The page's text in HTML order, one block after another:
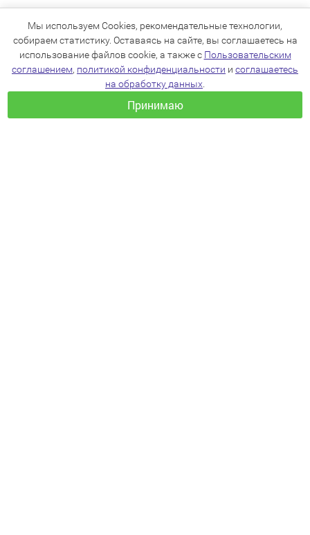
Мы используем Cookies, рекомендательные технологии,
собираем статистику. Оставаясь на сайте, вы соглашаетесь на
использование файлов cookie, а также с Пользовательским
соглашением, политикой конфиденциальности и соглашаетесь
на обработку данных
Принимаю